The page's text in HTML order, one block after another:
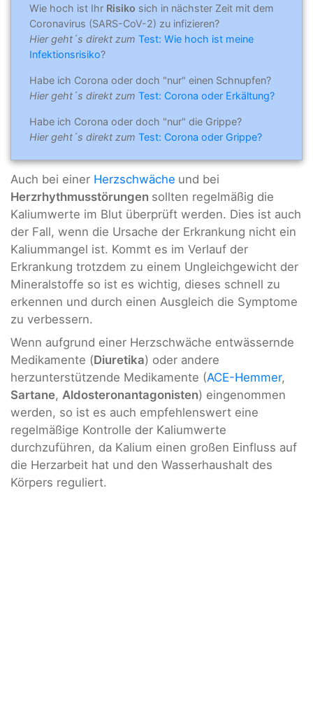
Wie hoch ist Ihr Risiko sich in nächster Zeit mit dem
Coronavirus (SARS-CoV-2) zu infizieren?
Hier geht´s direkt zum Test: Wie hoch ist meine
Infektionsrisiko?
Habe ich Corona oder doch "nur" einen Schnupfen?
Hier geht´s direkt zum Test: Corona oder Erkältung?
Habe ich Corona oder doch "nur" die Grippe?
Hier geht´s direkt zum Test: Corona oder Grippe?
Auch bei einer Herzschwäche und bei
Herzrhythmusstörungen sollten regelmäßig die
Kaliumwerte im Blut überprüft werden. Dies ist auch
der Fall, wenn die Ursache der Erkrankung nicht ein
Kaliummangel ist. Kommt es im Verlauf der
Erkrankung trotzdem zu einem Ungleichgewicht der
Mineralstoffe so ist es wichtig, dieses schnell zu
erkennen und durch einen Ausgleich die Symptome
zu verbessern.
Wenn aufgrund einer Herzschwäche entwässernde
Medikamente (Diuretika) oder andere
herzunterstützende Medikamente (ACE-Hemmer,
Sartane, Aldosteronantagonisten) eingenommen
werden, so ist es auch empfehlenswert eine
regelmäßige Kontrolle der Kaliumwerte
durchzuführen, da Kalium einen großen Einfluss auf
die Herzarbeit hat und den Wasserhaushalt des
Körpers reguliert.